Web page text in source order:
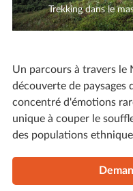
Trekking dans le
Un parcours à travers le
découverte de paysages
concentré d'émotions
unique à couper le
des populations